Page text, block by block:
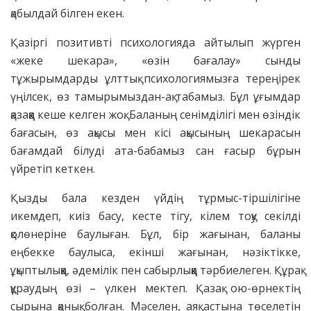
қабылдай білген екен.
Қазіргі позитивті психологияда айтылып жүрген
«жеке шекара», «өзін бағалау» сынды
тұжырымдарды ұлттық психологиямызға тереңірек
үңілсек, өз тамырымыздан-ақ табамыз. Бұл ұғымдар
қазаққа кеше келген жоқ. Баланың сенімділігі мен өзіндік
бағасын, өз ақысы мен кісі ақысының шекарасын
бағамдай білуді ата-бабамыз сан ғасыр бұрын
үйретіп кеткен.
Қызды бала кезден үйдің тұрмыс-тіршілігіне
икемдеп, киіз басу, кесте тігу, кілем тоқу секілді
қолөнеріне баулыған. Бұл, бір жағынан, баланы
еңбекке баулыса, екінші жағынан, нәзіктікке,
ұқыптылыққа, әдемілік пен сабырлыққа тәрбиелеген. Құрақ
құраудың өзі – үлкен мектеп. Қазақ ою-өрнектің
сырына қанық болған. Мәселен, аяқ астына төселетін